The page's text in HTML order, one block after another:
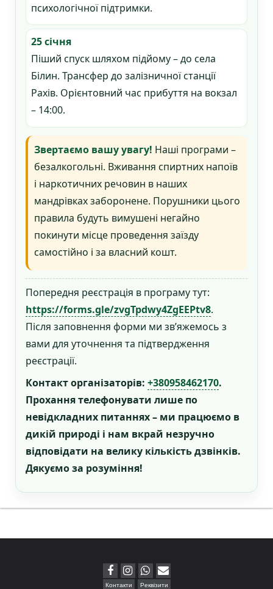
психологічної підтримки.
25 січня
Піший спуск шляхом підйому – до села
Білин. Трансфер до залізничної станції
Рахів. Орієнтовний час прибуття на вокзал
– 14:00.
Звертаємо вашу увагу! Наші програми –
безалкогольні. Вживання спиртних напоїв
і наркотичних речовин в наших
мандрівках заборонене. Порушники цього
правила будуть вимушені негайно
покинути місце проведення заїзду
самостійно і за власний кошт.
Попередня реєстрація в програму тут:
https://forms.gle/zvgTpdwy4ZgEEPtv8.
Після заповнення форми ми зв’яжемось з
вами для уточнення та підтвердження
реєстрації.
Контакт організаторів: +380958462170.
Прохання телефонувати лише по
невідкладних питаннях – ми працюємо в
дикій природі і нам вкрай незручно
відповідати на велику кількість дзвінків.
Дякуємо за розуміння!
Контакти Реквізити